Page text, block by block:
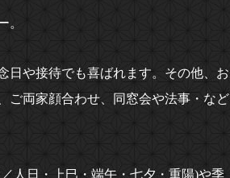
。
日や接待でも喜ばれます。その他、お
ご両家顔合わせ、同窓会や法事・など
人日・上巳・端午・七夕・重陽)や季